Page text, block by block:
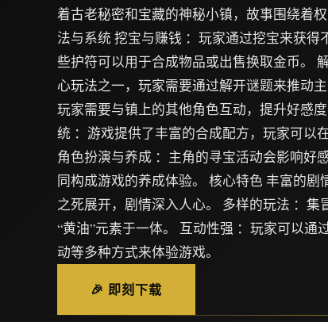
着古老秘密和宝藏的神秘小镇，故事围绕着
法与系统 挖宝与赚钱 ：玩家通过挖宝来获得
些护符可以用于合成物品或出售换取金币。
心玩法之一，玩家需要通过解开谜题来推动
玩家需要与镇上的其他角色互动，提升好感
统 ：游戏提供了丰富的合成配方，玩家可以
角色扮演与养成 ：主角的寻宝活动会影响好
同构成游戏的养成体验。 核心特色 丰富的剧
之死展开，剧情深入人心。 多样的玩法 ：集
“黄油”元素于一体。 互动性强 ：玩家可以通
动等多种方式来体验游戏。
🎉 即刻下载